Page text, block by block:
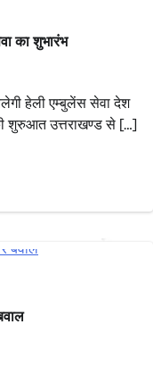
का शुभारंभ
हेली एम्बुलेंस सेवा देश
शुरुआत उत्तराखण्ड से […]